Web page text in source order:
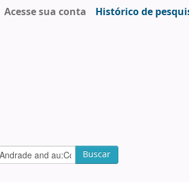
Acesse sua conta Histórico de
Buscar